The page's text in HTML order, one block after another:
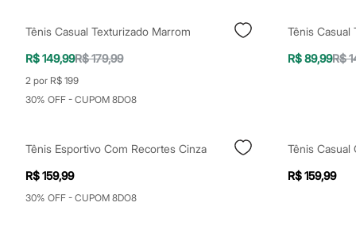
Calçados
Shorts e Bermudas
Tops
Moda íntima
Calcinhas
Pijamas
Moda praia
Biquínis
Maiôs
Tênis Casual Texturizado Marrom
R$ 149,99R$ 179,99
2 por R$ 199
30% OFF - CUPOM 8DO8
Tênis Casual
R$ 89,99R$
Tênis Esportivo Com Recortes Cinza
R$ 159,99
30% OFF - CUPOM 8DO8
Tênis Casual
R$ 159,99